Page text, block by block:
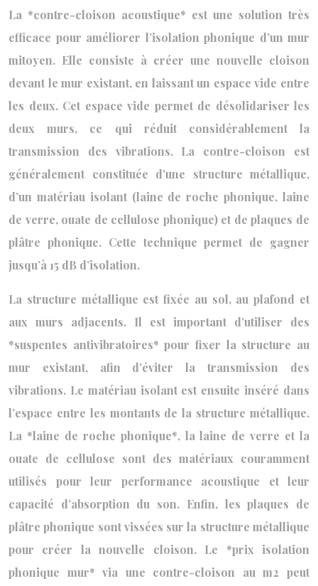
La *contre-cloison acoustique* est une solution très
efficace pour améliorer l’isolation phonique d’un mur
mitoyen. Elle consiste à créer une nouvelle cloison
devant le mur existant, en laissant un espace vide entre
les deux. Cet espace vide permet de désolidariser les
deux murs, ce qui réduit considérablement la
transmission des vibrations. La contre-cloison est
généralement constituée d’une structure métallique,
d’un matériau isolant (laine de roche phonique, laine
de verre, ouate de cellulose phonique) et de plaques de
plâtre phonique. Cette technique permet de gagner
jusqu’à 15 dB d’isolation.
La structure métallique est fixée au sol, au plafond et
aux murs adjacents. Il est important d’utiliser des
*suspentes antivibratoires* pour fixer la structure au
mur existant, afin d’éviter la transmission des
vibrations. Le matériau isolant est ensuite inséré dans
l’espace entre les montants de la structure métallique.
La *laine de roche phonique*, la laine de verre et la
ouate de cellulose sont des matériaux couramment
utilisés pour leur performance acoustique et leur
capacité d’absorption du son. Enfin, les plaques de
plâtre phonique sont vissées sur la structure métallique
pour créer la nouvelle cloison. Le *prix isolation
phonique mur* via une contre-cloison au m2 peut